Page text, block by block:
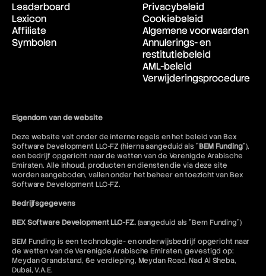
Leaderboard
Lexicon
Affiliate
Symbolen
Privacybeleid
Cookiebeleid
Algemene voorwaarden
Annulerings- en
restitutiebeleid
AML-beleid
Verwijderingsprocedure
Eigendom van de website
Deze website valt onder de interne regels en het beleid van Bex
Software Development LLC-FZ (hierna aangeduid als "BEM Funding"),
een bedrijf opgericht naar de wetten van de Verenigde Arabische
Emiraten. Alle inhoud, producten en diensten die via deze site
worden aangeboden, vallen onder het beheer en toezicht van Bex
Software Development LLC-FZ.
Bedrijfsgegevens
BEX Software Development LLC-FZ.(aangeduid als "Bem Funding")
BEM Funding is een technologie- en onderwijsbedrijf opgericht naar
de wetten van de Verenigde Arabische Emiraten, gevestigd op:
Meydan Grandstand, 6e verdieping, Meydan Road, Nad Al Sheba,
Dubai, V.A.E.